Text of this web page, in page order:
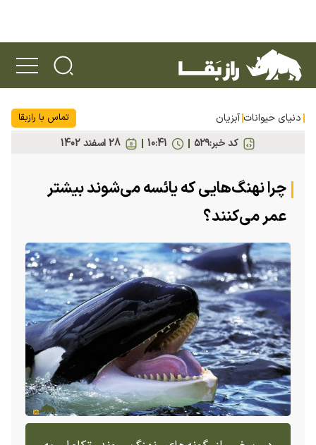
دنیای حیوانات آبزیان تماس با رازبقا
کد خبر:۵۲۹ 28 اسفند 1402 10:41
چرا نهنگ‌هایی که یائسه می‌شوند بیشتر
عمر می‌کنند؟